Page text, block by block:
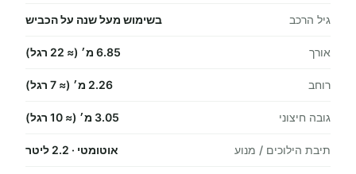
גיל הרכב בשימוש מעל שנה על הכביש
אורך 6.85 מ׳ (≈ 22 רגל)
רוחב 2.26 מ׳ (≈ 7 רגל)
גובה חיצוני 3.05 מ׳ (≈ 10 רגל)
תיבת הילוכים / מנוע אוטומטי · 2.2 ליטר